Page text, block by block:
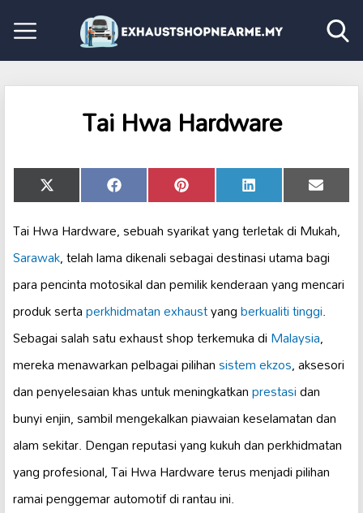
Tai Hwa Hardware
Share
on
X
(Twitter)
Share
on
Facebook Share
on
Pinterest Share
on
LinkedIn Share
on
Email
Tai Hwa Hardware, sebuah syarikat yang terletak di Mukah,
Sarawak, telah lama dikenali sebagai destinasi utama bagi
para pencinta motosikal dan pemilik kenderaan yang mencari
produk sertaperkhidmatan exhaustyangberkualiti tinggi.
Sebagai salah satu exhaust shop terkemuka diMalaysia,
mereka menawarkan pelbagai pilihansistem ekzos, aksesori
dan penyelesaian khas untuk meningkatkanprestasidan
bunyi enjin, sambil mengekalkan piawaian keselamatan dan
alam sekitar. Dengan reputasi yang kukuh dan perkhidmatan
yang profesional, Tai Hwa Hardware terus menjadi pilihan
ramai penggemar automotif di rantau ini.